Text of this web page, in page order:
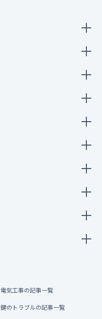
電気工事の記事一覧
鍵のトラブルの記事一覧